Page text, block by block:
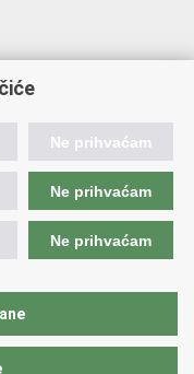
u nadležnosti
inovacije i investicije
Ne prihvaćam
Ne prihvaćam
Ne prihvaćam